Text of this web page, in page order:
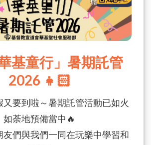
基童行」暑期託管
2026 👧🏻
又要到啦～暑期託管活動已如火
如荼地預備當中🔥
友們與我們一同在玩樂中學習和